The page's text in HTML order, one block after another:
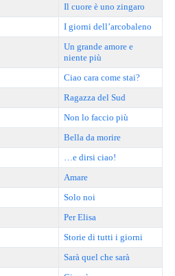
Il cuore è uno zingaro
I giorni dell’arcobaleno
Un grande amore e
niente più
Ciao cara come stai?
Ragazza del Sud
Non lo faccio più
Bella da morire
…e dirsi ciao!
Amare
Solo noi
Per Elisa
Storie di tutti i giorni
Sarà quel che sarà